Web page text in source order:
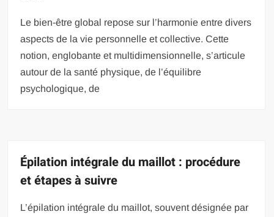
Le bien-être global repose sur l’harmonie entre divers
aspects de la vie personnelle et collective. Cette
notion, englobante et multidimensionnelle, s’articule
autour de la santé physique, de l’équilibre
psychologique, de
Épilation intégrale du maillot : procédure
et étapes à suivre
L’épilation intégrale du maillot, souvent désignée par